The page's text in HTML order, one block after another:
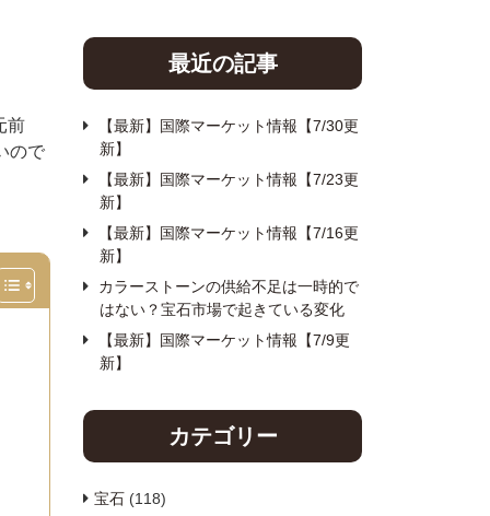
前
ので
最近の記事
【最新】国際マーケット情報【7/30更
新】
【最新】国際マーケット情報【7/23更
新】
【最新】国際マーケット情報【7/16更
新】
カラーストーンの供給不足は一時的で
はない？宝石市場で起きている変化
【最新】国際マーケット情報【7/9更
新】
カテゴリー
宝石 (118)